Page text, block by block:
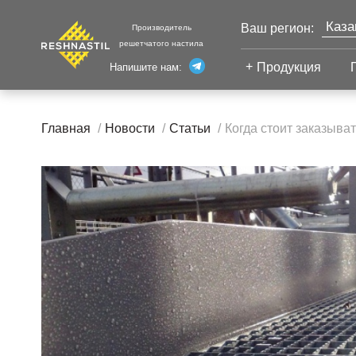
Производитель
решетчатого настила
Напишите нам:
Ваш регион:
Продукция
Настил с
противоскольжением
Настил для стеллажей
Настил для морских
платформ
Главная Новости Статьи Когда стоит